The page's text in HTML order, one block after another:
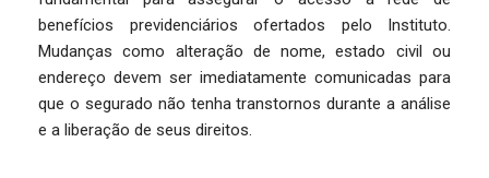
benefícios previdenciários ofertados pelo Instituto.
Mudanças como alteração de nome, estado civil ou
endereço devem ser imediatamente comunicadas para
que o segurado não tenha transtornos durante a análise
e a liberação de seus direitos.